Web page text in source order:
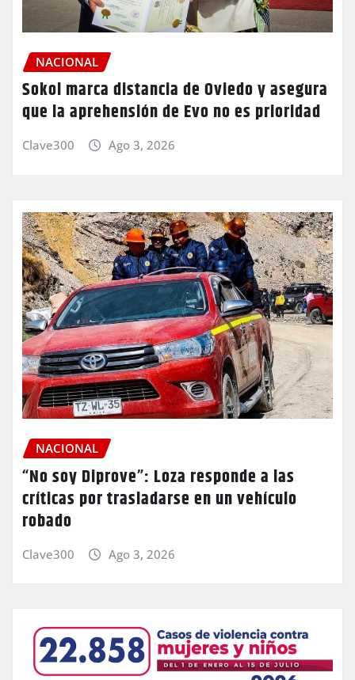
NACIONAL
Sokol marca distancia de Oviedo y asegura
que la aprehensión de Evo no es prioridad
Clave300 Ago 3, 2026
NACIONAL
“No soy Diprove”: Loza responde a las
críticas por trasladarse en un vehículo
robado
Clave300 Ago 3, 2026